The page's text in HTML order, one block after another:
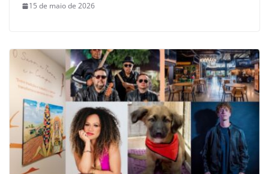
15 de maio de 2026